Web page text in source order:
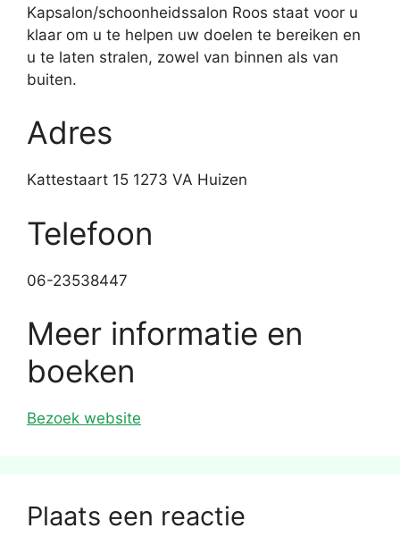
Kapsalon/schoonheidssalon Roos staat voor u
klaar om u te helpen uw doelen te bereiken en
u te laten stralen, zowel van binnen als van
buiten.
Adres
Kattestaart 15 1273 VA Huizen
Telefoon
06-23538447
Meer informatie en
boeken
Bezoek website
Plaats een reactie